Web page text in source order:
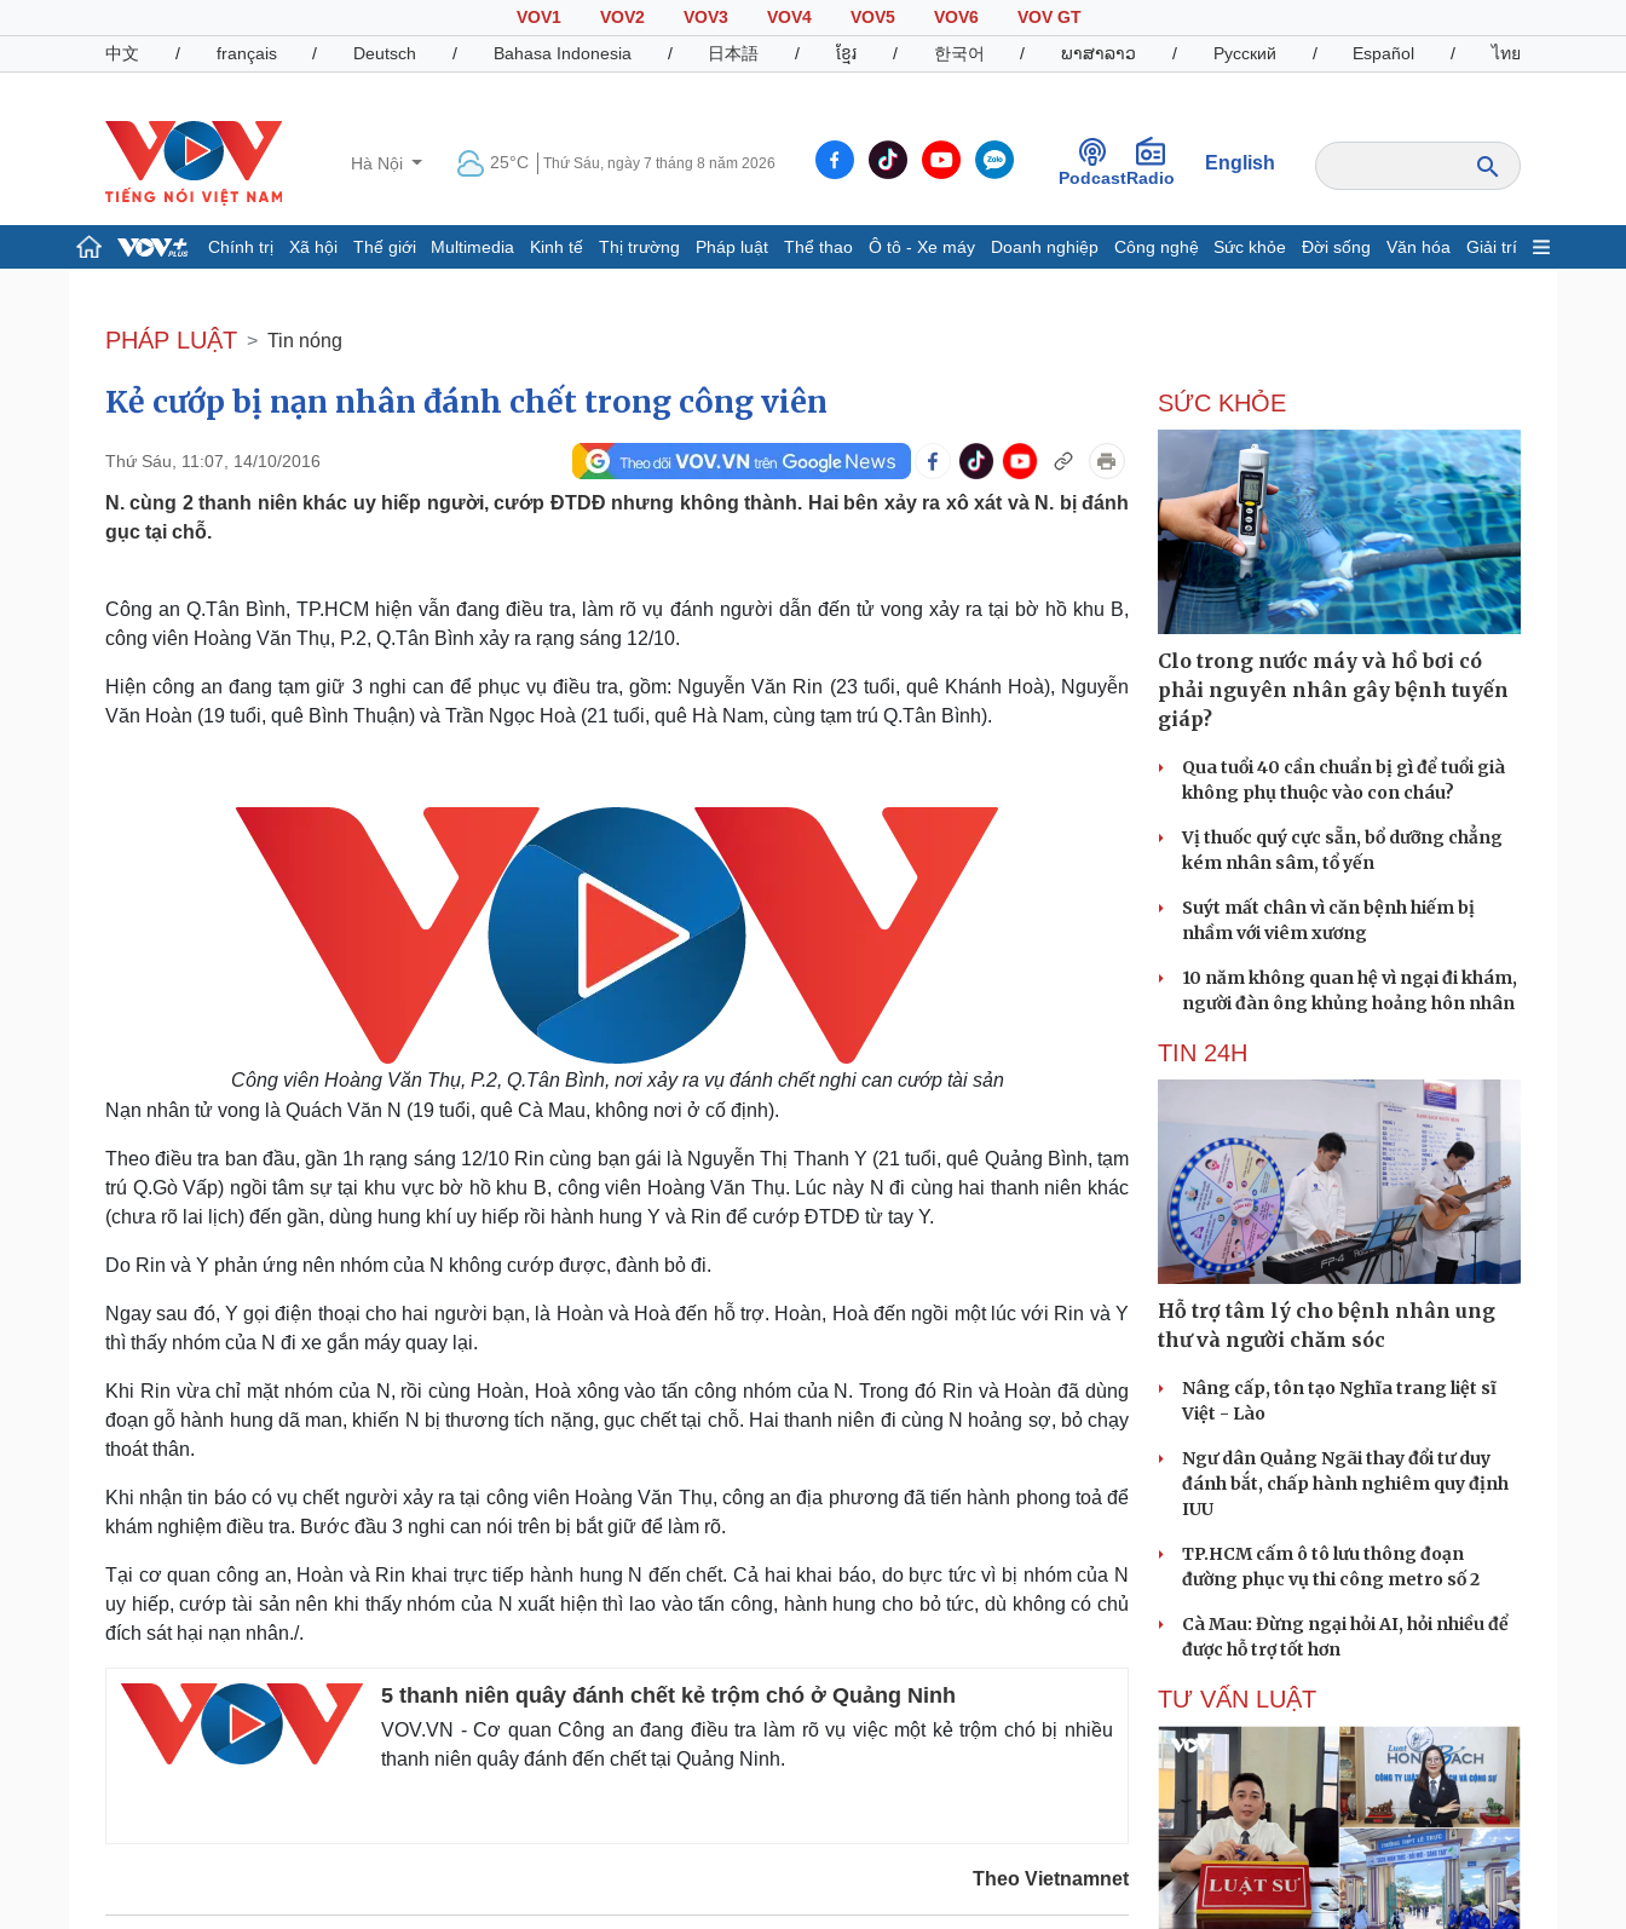
VOV1 VOV2 VOV3 VOV4 VOV5 VOV6
VOV GT
中文
/ français / Deutsch / Bahasa Indonesia / 日本語 / ខ្មែរ / 한국어 / ພາສາລາວ / Русский / Español / ไทย
Hà Nội 25°C Thứ Sáu, ngày 7 tháng 8 năm 2026
PodcastRadio
English
Chính trị Xã hội Thế giới Multimedia Kinh tế Thị trường Pháp luật Thể thao Ô tô - Xe máy Doanh nghiệp Công nghệ Sức khỏe Đời sống Văn hóa Giải trí
Đảng
Tổ chức nhân sự
Nhận diện sự thật
Dấu ấn VOV
Giá cà phê
Pháp luật
Vụ án
Quân sự - Quốc phòng
Thể thao
eSports
Hậu trường
Ô tô - Xe máy
Doanh nghiệp
Thông tin doanh nghiệp
Doanh nghiệp 24h
Doanh nhân
Vì cộng đồng
Công nghệ
Sành điệu
Tin Công nghệ
Trải nghiệm
Chuyển đổi số
Sức khỏe
Dinh dưỡng - món ngon
Làm đẹp - giảm cân
Nhà đẹp
Văn hóa
Sân khấu - Điện ảnh
Văn học
Nghệ sĩ
Thời trang
Du lịch
Podcast
Câu chuyện thời sự
Cửa sổ tình yêu
Kể chuyện cho bé
PHÁP LUẬT Tin nóng
Kẻ cướp bị nạn nhân đánh chết trong công viên
Thứ Sáu, 11:07, 14/10/2016
N. cùng 2 thanh niên khác uy hiếp người, cướp ĐTDĐ nhưng không thành. Hai bên xảy ra xô xát và N. bị đánh
gục tại chỗ.
Công an Q.Tân Bình, TP.HCM hiện vẫn đang điều tra, làm rõ vụ đánh người dẫn đến tử vong xảy ra tại bờ hồ khu B,
công viên Hoàng Văn Thụ, P.2, Q.Tân Bình xảy ra rạng sáng 12/10.
Hiện công an đang tạm giữ 3 nghi can để phục vụ điều tra, gồm: Nguyễn Văn Rin (23 tuổi, quê Khánh Hoà), Nguyễn
Văn Hoàn (19 tuổi, quê Bình Thuận) và Trần Ngọc Hoà (21 tuổi, quê Hà Nam, cùng tạm trú Q.Tân Bình).
Công viên Hoàng Văn Thụ, P.2, Q.Tân Bình, nơi xảy ra vụ đánh chết nghi can cướp tài sản
Nạn nhân tử vong là Quách Văn N (19 tuổi, quê Cà Mau, không nơi ở cố định).
Theo điều tra ban đầu, gần 1h rạng sáng 12/10 Rin cùng bạn gái là Nguyễn Thị Thanh Y (21 tuổi, quê Quảng Bình, tạm
trú Q.Gò Vấp) ngồi tâm sự tại khu vực bờ hồ khu B, công viên Hoàng Văn Thụ. Lúc này N đi cùng hai thanh niên khác
(chưa rõ lai lịch) đến gần, dùng hung khí uy hiếp rồi hành hung Y và Rin để cướp ĐTDĐ từ tay Y.
Do Rin và Y phản ứng nên nhóm của N không cướp được, đành bỏ đi.
Ngay sau đó, Y gọi điện thoại cho hai người bạn, là Hoàn và Hoà đến hỗ trợ. Hoàn, Hoà đến ngồi một lúc với Rin và Y
thì thấy nhóm của N đi xe gắn máy quay lại.
Khi Rin vừa chỉ mặt nhóm của N, rồi cùng Hoàn, Hoà xông vào tấn công nhóm của N. Trong đó Rin và Hoàn đã dùng
đoạn gỗ hành hung dã man, khiến N bị thương tích nặng, gục chết tại chỗ. Hai thanh niên đi cùng N hoảng sợ, bỏ chạy
thoát thân.
Khi nhận tin báo có vụ chết người xảy ra tại công viên Hoàng Văn Thụ, công an địa phương đã tiến hành phong toả để
khám nghiệm điều tra. Bước đầu 3 nghi can nói trên bị bắt giữ để làm rõ.
Tại cơ quan công an, Hoàn và Rin khai trực tiếp hành hung N đến chết. Cả hai khai báo, do bực tức vì bị nhóm của N
uy hiếp, cướp tài sản nên khi thấy nhóm của N xuất hiện thì lao vào tấn công, hành hung cho bỏ tức, dù không có chủ
đích sát hại nạn nhân./.
5 thanh niên quây đánh chết kẻ trộm chó ở Quảng Ninh
VOV.VN - Cơ quan Công an đang điều tra làm rõ vụ việc một kẻ trộm chó bị nhiều
thanh niên quây đánh đến chết tại Quảng Ninh.
Theo Vietnamnet
SỨC KHỎE
Clo trong nước máy và hồ bơi có
phải nguyên nhân gây bệnh tuyến
giáp?
Qua tuổi 40 cần chuẩn bị gì để tuổi già
không phụ thuộc vào con cháu?
Vị thuốc quý cực sẵn, bổ dưỡng chẳng
kém nhân sâm, tổ yến
Suýt mất chân vì căn bệnh hiếm bị
nhầm với viêm xương
10 năm không quan hệ vì ngại đi khám,
người đàn ông khủng hoảng hôn nhân
TIN 24H
Hỗ trợ tâm lý cho bệnh nhân ung
thư và người chăm sóc
Nâng cấp, tôn tạo Nghĩa trang liệt sĩ
Việt - Lào
Ngư dân Quảng Ngãi thay đổi tư duy
đánh bắt, chấp hành nghiêm quy định
IUU
TP.HCM cấm ô tô lưu thông đoạn
đường phục vụ thi công metro số 2
Cà Mau: Đừng ngại hỏi AI, hỏi nhiều để
được hỗ trợ tốt hơn
TƯ VẤN LUẬT